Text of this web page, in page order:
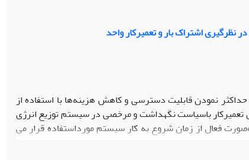
فراهم می‌کند و گامی موثر در پیشبرد استنتاج بیزی در
اشتراک بار و تعمیرکار واحد
نمودن قابلیت دسترسی و کاهش هزینه­‌ها با استفاده از
تعمیرکار باسیاست نگهداشت و مرخصی در سیستم توزیع انرژی
فعال از زمان شروع به کار سیستم مورداستفاده قرار می­‌